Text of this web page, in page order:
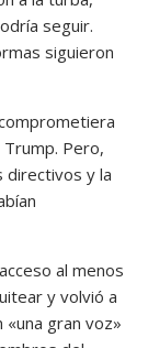
seguir.
siguieron
Pero,
directivos y la
al menos
y volvió a
gran voz»